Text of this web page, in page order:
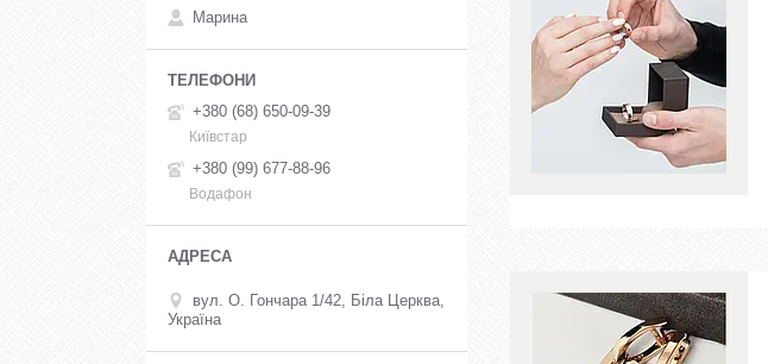
Марина
+380 (68) 650-09-39
Київстар
+380 (99) 677-88-96
Водафон
вул. О. Гончара 1/42, Біла Церква,
Україна